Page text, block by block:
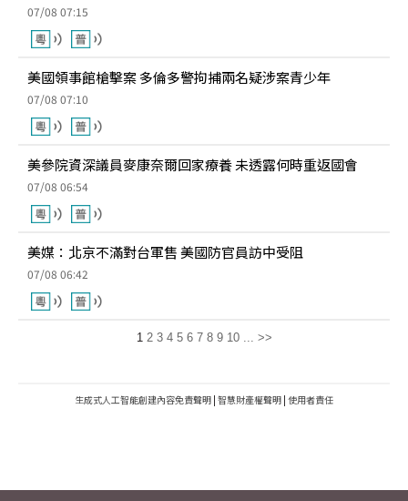
07/08 07:15
美國領事館槍擊案 多倫多警拘捕兩名疑涉案青少年
07/08 07:10
美參院資深議員麥康奈爾回家療養 未透露何時重返國會
07/08 06:54
美媒：北京不滿對台軍售 美國防官員訪中受阻
07/08 06:42
1 2 3 4 5 6 7 8 9 10 ... >>
生成式人工智能創建內容免責聲明 | 智慧財產權聲明 | 使用者責任